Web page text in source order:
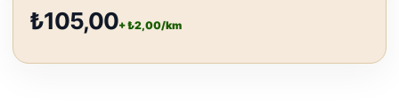
₺105,00+ ₺2,00/km